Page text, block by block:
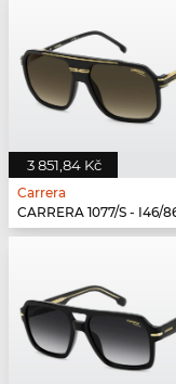
3 851,84 Kč
Carrera
CARRERA 1077/S - I46/